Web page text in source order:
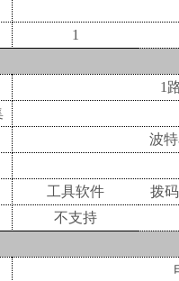
1
1
波
工具软件
拨
不支持